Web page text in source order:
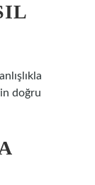
doğru